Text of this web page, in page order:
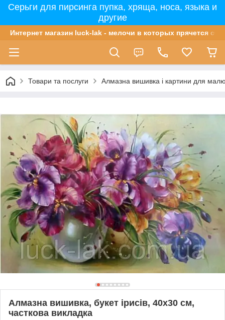
Серьги для пирсинга пупка, хряща, носа, языка и
другие
Интернет магазин luck-lak - мелочи в которых прячется
Товари та послуги Алмазна вишивка і картини для
Алмазна вишивка, букет ірисів, 40х30 см,
часткова викладка